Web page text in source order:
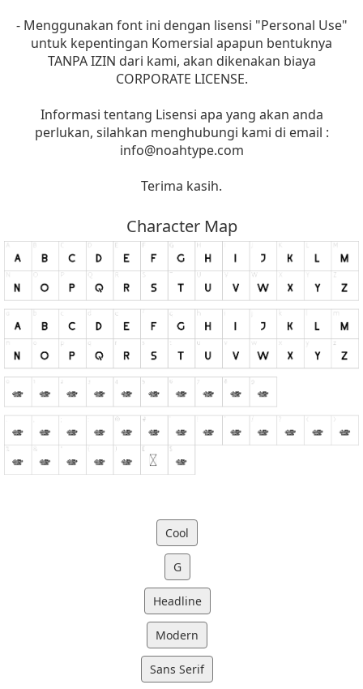
- Menggunakan font ini dengan lisensi "Personal Use"
untuk kepentingan Komersial apapun bentuknya
TANPA IZIN dari kami, akan dikenakan biaya
CORPORATE LICENSE.
Informasi tentang Lisensi apa yang akan anda
perlukan, silahkan menghubungi kami di email :
info@noahtype.com
Terima kasih.
Character Map
Cool
G
Headline
Modern
Sans Serif